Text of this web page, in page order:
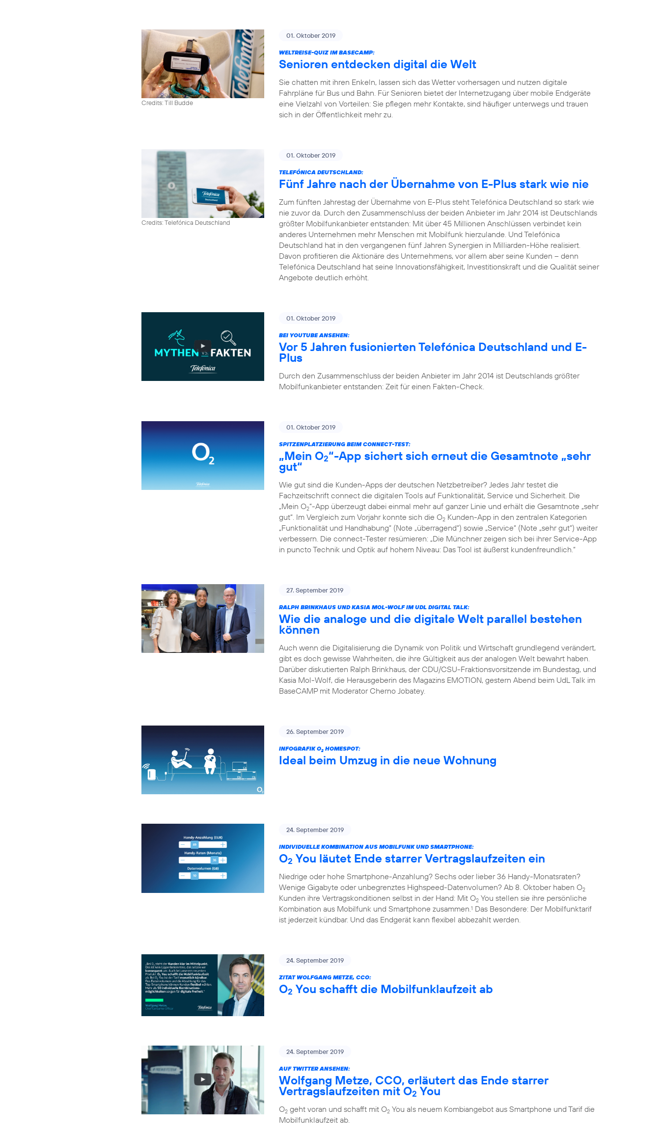
Credits: Till Budde
01. Oktober 2019
WELTREISE-QUIZ IM BASECAMP:
Senioren entdecken digital die Welt
Sie chatten mit ihren Enkeln, lassen sich das Wetter vorhersagen und nutzen digitale
Fahrpläne für Bus und Bahn. Für Senioren bietet der Internetzugang über mobile Endgeräte
eine Vielzahl von Vorteilen: Sie pflegen mehr Kontakte, sind häufiger unterwegs und trauen
sich in der Öffentlichkeit mehr zu.
Credits: Telefónica Deutschland
01. Oktober 2019
TELEFÓNICA DEUTSCHLAND:
Fünf Jahre nach der Übernahme von E-Plus stark wie nie
Zum fünften Jahrestag der Übernahme von E-Plus steht Telefónica Deutschland so stark wie
nie zuvor da. Durch den Zusammenschluss der beiden Anbieter im Jahr 2014 ist Deutschlands
größter Mobilfunkanbieter entstanden: Mit über 45 Millionen Anschlüssen verbindet kein
anderes Unternehmen mehr Menschen mit Mobilfunk hierzulande. Und Telefónica
Deutschland hat in den vergangenen fünf Jahren Synergien in Milliarden-Höhe realisiert.
Davon profitieren die Aktionäre des Unternehmens, vor allem aber seine Kunden – denn
Telefónica Deutschland hat seine Innovationsfähigkeit, Investitionskraft und die Qualität seiner
Angebote deutlich erhöht.
01. Oktober 2019
BEI YOUTUBE ANSEHEN:
Vor 5 Jahren fusionierten Telefónica Deutschland und E-
Plus
Durch den Zusammenschluss der beiden Anbieter im Jahr 2014 ist Deutschlands größter
Mobilfunkanbieter entstanden: Zeit für einen Fakten-Check.
01. Oktober 2019
SPITZENPLATZIERUNG BEIM CONNECT-TEST:
„Mein O2“-App sichert sich erneut die Gesamtnote „sehr
gut“
Wie gut sind die Kunden-Apps der deutschen Netzbetreiber? Jedes Jahr testet die
Fachzeitschrift connect die digitalen Tools auf Funktionalität, Service und Sicherheit. Die
„Mein O2“-App überzeugt dabei einmal mehr auf ganzer Linie und erhält die Gesamtnote „sehr
gut“. Im Vergleich zum Vorjahr konnte sich die O2 Kunden-App in den zentralen Kategorien
„Funktionalität und Handhabung“ (Note „überragend“) sowie „Service“ (Note „sehr gut“) weiter
verbessern. Die connect-Tester resümieren: „Die Münchner zeigen sich bei ihrer Service-App
in puncto Technik und Optik auf hohem Niveau: Das Tool ist äußerst kundenfreundlich.“
27. September 2019
RALPH BRINKHAUS UND KASIA MOL-WOLF IM UDL DIGITAL TALK:
Wie die analoge und die digitale Welt parallel bestehen
können
Auch wenn die Digitalisierung die Dynamik von Politik und Wirtschaft grundlegend verändert,
gibt es doch gewisse Wahrheiten, die ihre Gültigkeit aus der analogen Welt bewahrt haben.
Darüber diskutierten Ralph Brinkhaus, der CDU/CSU-Fraktionsvorsitzende im Bundestag, und
Kasia Mol-Wolf, die Herausgeberin des Magazins EMOTION, gestern Abend beim UdL Talk im
BaseCAMP mit Moderator Cherno Jobatey.
26. September 2019
INFOGRAFIK O2 HOMESPOT:
Ideal beim Umzug in die neue Wohnung
24. September 2019
INDIVIDUELLE KOMBINATION AUS MOBILFUNK UND SMARTPHONE:
O2 You läutet Ende starrer Vertragslaufzeiten ein
Niedrige oder hohe Smartphone-Anzahlung? Sechs oder lieber 36 Handy-Monatsraten?
Wenige Gigabyte oder unbegrenztes Highspeed-Datenvolumen? Ab 8. Oktober haben O2
Kunden ihre Vertragskonditionen selbst in der Hand: Mit O2 You stellen sie ihre persönliche
Kombination aus Mobilfunk und Smartphone zusammen.1 Das Besondere: Der Mobilfunktarif
ist jederzeit kündbar. Und das Endgerät kann flexibel abbezahlt werden.
24. September 2019
ZITAT WOLFGANG METZE, CCO:
O2 You schafft die Mobilfunklaufzeit ab
24. September 2019
AUF TWITTER ANSEHEN:
Wolfgang Metze, CCO, erläutert das Ende starrer
Vertragslaufzeiten mit O2 You
O2 geht voran und schafft mit O2 You als neuem Kombiangebot aus Smartphone und Tarif die
Mobilfunklaufzeit ab.